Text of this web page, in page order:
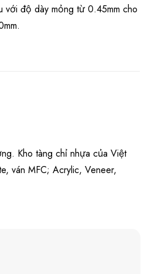
với độ dày mỏng từ 0.45mm cho
Kho tàng chỉ nhựa của Việt
ván MFC; Acrylic, Veneer,